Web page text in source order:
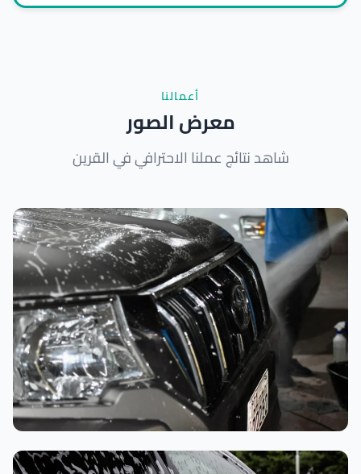
أعمالنا
معرض الصور
شاهد نتائج عملنا الاحترافي في القرين
تنظيف داخلي